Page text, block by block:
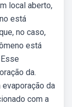
local aberto,
está
no caso,
está
da.
da
com a